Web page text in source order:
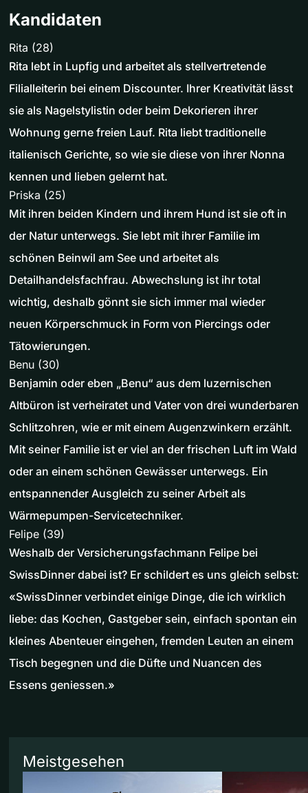
Kandidaten
Rita (28)
Rita lebt in Lupfig und arbeitet als stellvertretende
Filialleiterin bei einem Discounter. Ihrer Kreativität lässt
sie als Nagelstylistin oder beim Dekorieren ihrer
Wohnung gerne freien Lauf. Rita liebt traditionelle
italienisch Gerichte, so wie sie diese von ihrer Nonna
kennen und lieben gelernt hat.
Priska (25)
Mit ihren beiden Kindern und ihrem Hund ist sie oft in
der Natur unterwegs. Sie lebt mit ihrer Familie im
schönen Beinwil am See und arbeitet als
Detailhandelsfachfrau. Abwechslung ist ihr total
wichtig, deshalb gönnt sie sich immer mal wieder
neuen Körperschmuck in Form von Piercings oder
Tätowierungen.
Benu (30)
Benjamin oder eben „Benu“ aus dem luzernischen
Altbüron ist verheiratet und Vater von drei wunderbaren
Schlitzohren, wie er mit einem Augenzwinkern erzählt.
Mit seiner Familie ist er viel an der frischen Luft im Wald
oder an einem schönen Gewässer unterwegs. Ein
entspannender Ausgleich zu seiner Arbeit als
Wärmepumpen-Servicetechniker.
Felipe (39)
Weshalb der Versicherungsfachmann Felipe bei
SwissDinner dabei ist? Er schildert es uns gleich selbst:
«SwissDinner verbindet einige Dinge, die ich wirklich
liebe: das Kochen, Gastgeber sein, einfach spontan ein
kleines Abenteuer eingehen, fremden Leuten an einem
Tisch begegnen und die Düfte und Nuancen des
Essens geniessen.»
Meistgesehen